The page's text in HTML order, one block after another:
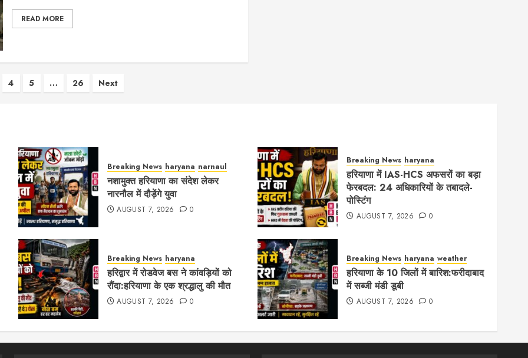
READ MORE
4 5 … 26 Next
Breaking News haryana narnaul
नशामुक्त हरियाणा का संदेश लेकर
नारनौल में दौड़ेंगे युवा
AUGUST 7, 2026 0
Breaking News haryana
हरियाणा में IAS-HCS अफसरों का बड़ा
फेरबदल: 24 अधिकारियों के तबादले-
पोस्टिंग
AUGUST 7, 2026 0
Breaking News haryana
हरिद्वार में रोडवेज बस ने कांवड़ियों को
रौंदा:हरियाणा के एक श्रद्धालु की मौत
AUGUST 7, 2026 0
Breaking News haryana weather
हरियाणा के 10 जिलों में बारिश:फरीदाबाद
में सब्जी मंडी डूबी
AUGUST 7, 2026 0